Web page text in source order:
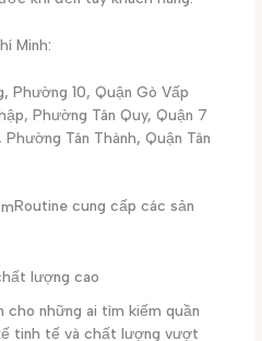
Minh:
Phường 10, Quận Gò Vấp
Phường Tân Quy, Quận 7
Tân Thành, Quận Tân
Routine cung cấp các sản
lượng cao
cho những ai tìm kiếm quần
tinh tế và chất lượng vượt